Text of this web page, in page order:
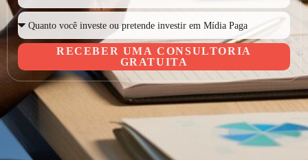
RECEBER UMA CONSULTORIA
GRATUITA